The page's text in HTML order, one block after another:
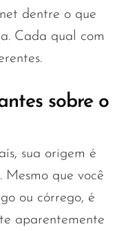
dentre o que
Cada qual com
sobre o
sua origem é
que você
ou córrego, é
aparentemente